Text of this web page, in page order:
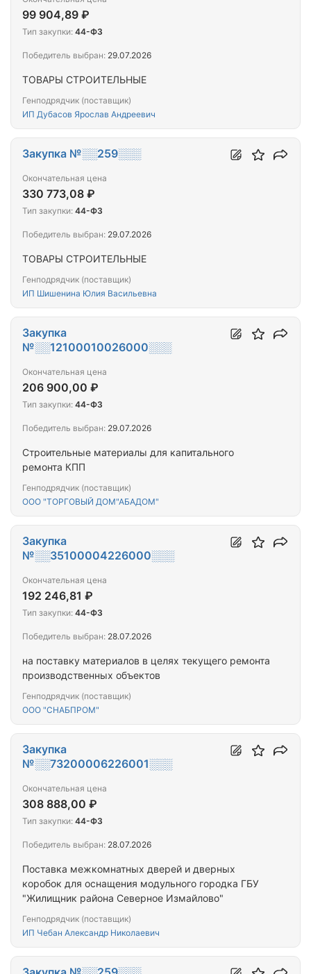
ТОВАРЫ СТРОИТЕЛЬНЫЕ
Генподрядчик (поставщик)
ИП Дубасов Ярослав Андреевич
99 904,89 ₽
Тип закупки: 44-ФЗ
Победитель выбран: 29.07.2026
ТОВАРЫ СТРОИТЕЛЬНЫЕ
Генподрядчик (поставщик)
ИП Шишенина Юлия Васильевна
Закупка №░░259░░░
Окончательная цена
330 773,08 ₽
Тип закупки: 44-ФЗ
Победитель выбран: 29.07.2026
Строительные материалы для капитального
ремонта КПП
Генподрядчик (поставщик)
ООО "ТОРГОВЫЙ ДОМ"АБАДОМ"
Закупка
№░░12100010026000░░░
Окончательная цена
206 900,00 ₽
Тип закупки: 44-ФЗ
Победитель выбран: 29.07.2026
на поставку материалов в целях текущего ремонта
производственных объектов
Генподрядчик (поставщик)
ООО "СНАБПРОМ"
Закупка
№░░35100004226000░░░
Окончательная цена
192 246,81 ₽
Тип закупки: 44-ФЗ
Победитель выбран: 28.07.2026
Поставка межкомнатных дверей и дверных
коробок для оснащения модульного городка ГБУ
"Жилищник района Северное Измайлово"
Генподрядчик (поставщик)
ИП Чебан Александр Николаевич
Закупка
№░░73200006226001░░░
Окончательная цена
308 888,00 ₽
Тип закупки: 44-ФЗ
Победитель выбран: 28.07.2026